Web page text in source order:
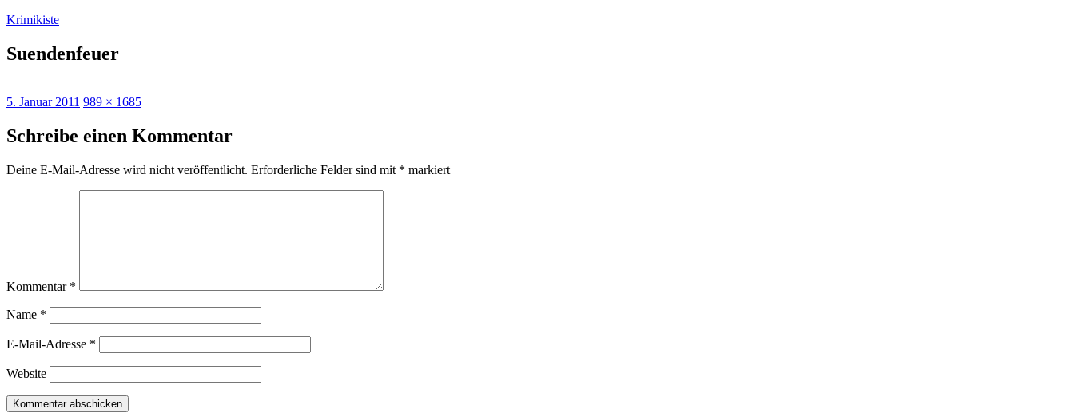
Zum
springen
Krimikiste
Suendenfeuer
Veröffentlicht
5. Januar 2011 Originalgröße
989 × 1685
Schreibe einen Kommentar
Deine E-Mail-Adresse wird nicht veröffentlicht. Erforderliche Felder sind mit * markiert
Kommentar *
Name *
E-Mail-Adresse *
Website